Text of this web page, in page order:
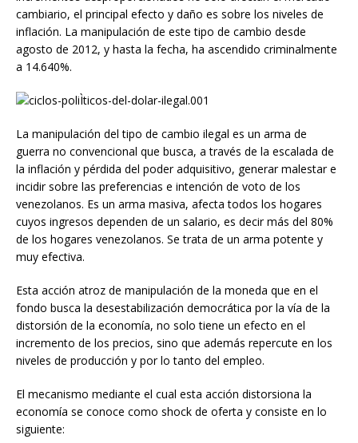
cambiario, el principal efecto y daño es sobre los niveles de
inflación. La manipulación de este tipo de cambio desde
agosto de 2012, y hasta la fecha, ha ascendido criminalmente
a 14.640%.
La manipulación del tipo de cambio ilegal es un arma de
guerra no convencional que busca, a través de la escalada de
la inflación y pérdida del poder adquisitivo, generar malestar e
incidir sobre las preferencias e intención de voto de los
venezolanos. Es un arma masiva, afecta todos los hogares
cuyos ingresos dependen de un salario, es decir más del 80%
de los hogares venezolanos. Se trata de un arma potente y
muy efectiva.
Esta acción atroz de manipulación de la moneda que en el
fondo busca la desestabilización democrática por la vía de la
distorsión de la economía, no solo tiene un efecto en el
incremento de los precios, sino que además repercute en los
niveles de producción y por lo tanto del empleo.
El mecanismo mediante el cual esta acción distorsiona la
economía se conoce como shock de oferta y consiste en lo
siguiente: